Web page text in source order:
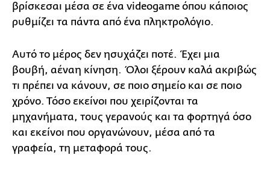
βρίσκεσαι μέσα σε ένα videogame όπου κάποιος
ρυθμίζει τα πάντα από ένα πληκτρολόγιο.
Αυτό το μέρος δεν ησυχάζει ποτέ. Έχει μια
βουβή, αέναη κίνηση. Όλοι ξέρουν καλά ακριβώς
τι πρέπει να κάνουν, σε ποιο σημείο και σε ποιο
χρόνο. Τόσο εκείνοι που χειρίζονται τα
μηχανήματα, τους γερανούς και τα φορτηγά όσο
και εκείνοι που οργανώνουν, μέσα από τα
γραφεία, τη μεταφορά τους.